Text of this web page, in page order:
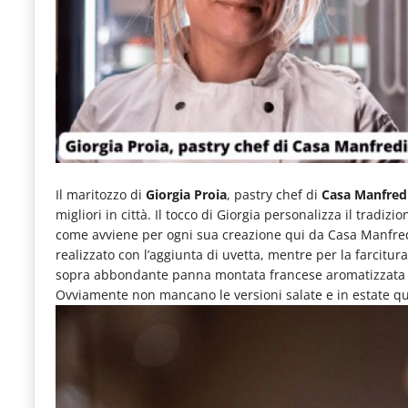
articoli
quotidiani
sul
mondo
dell'alimentazione,
dei
consumi
fuoricasa,
del
Food
tutte
Il maritozzo di Giorgia Proia, pastry chef di Casa
migliori in città. Il tocco di Giorgia personalizza il
come avviene per ogni sua creazione qui da Casa
realizzato con l’aggiunta di uvetta, mentre per la
sopra abbondante panna montata francese
Ovviamente non mancano le versioni salate e in estate